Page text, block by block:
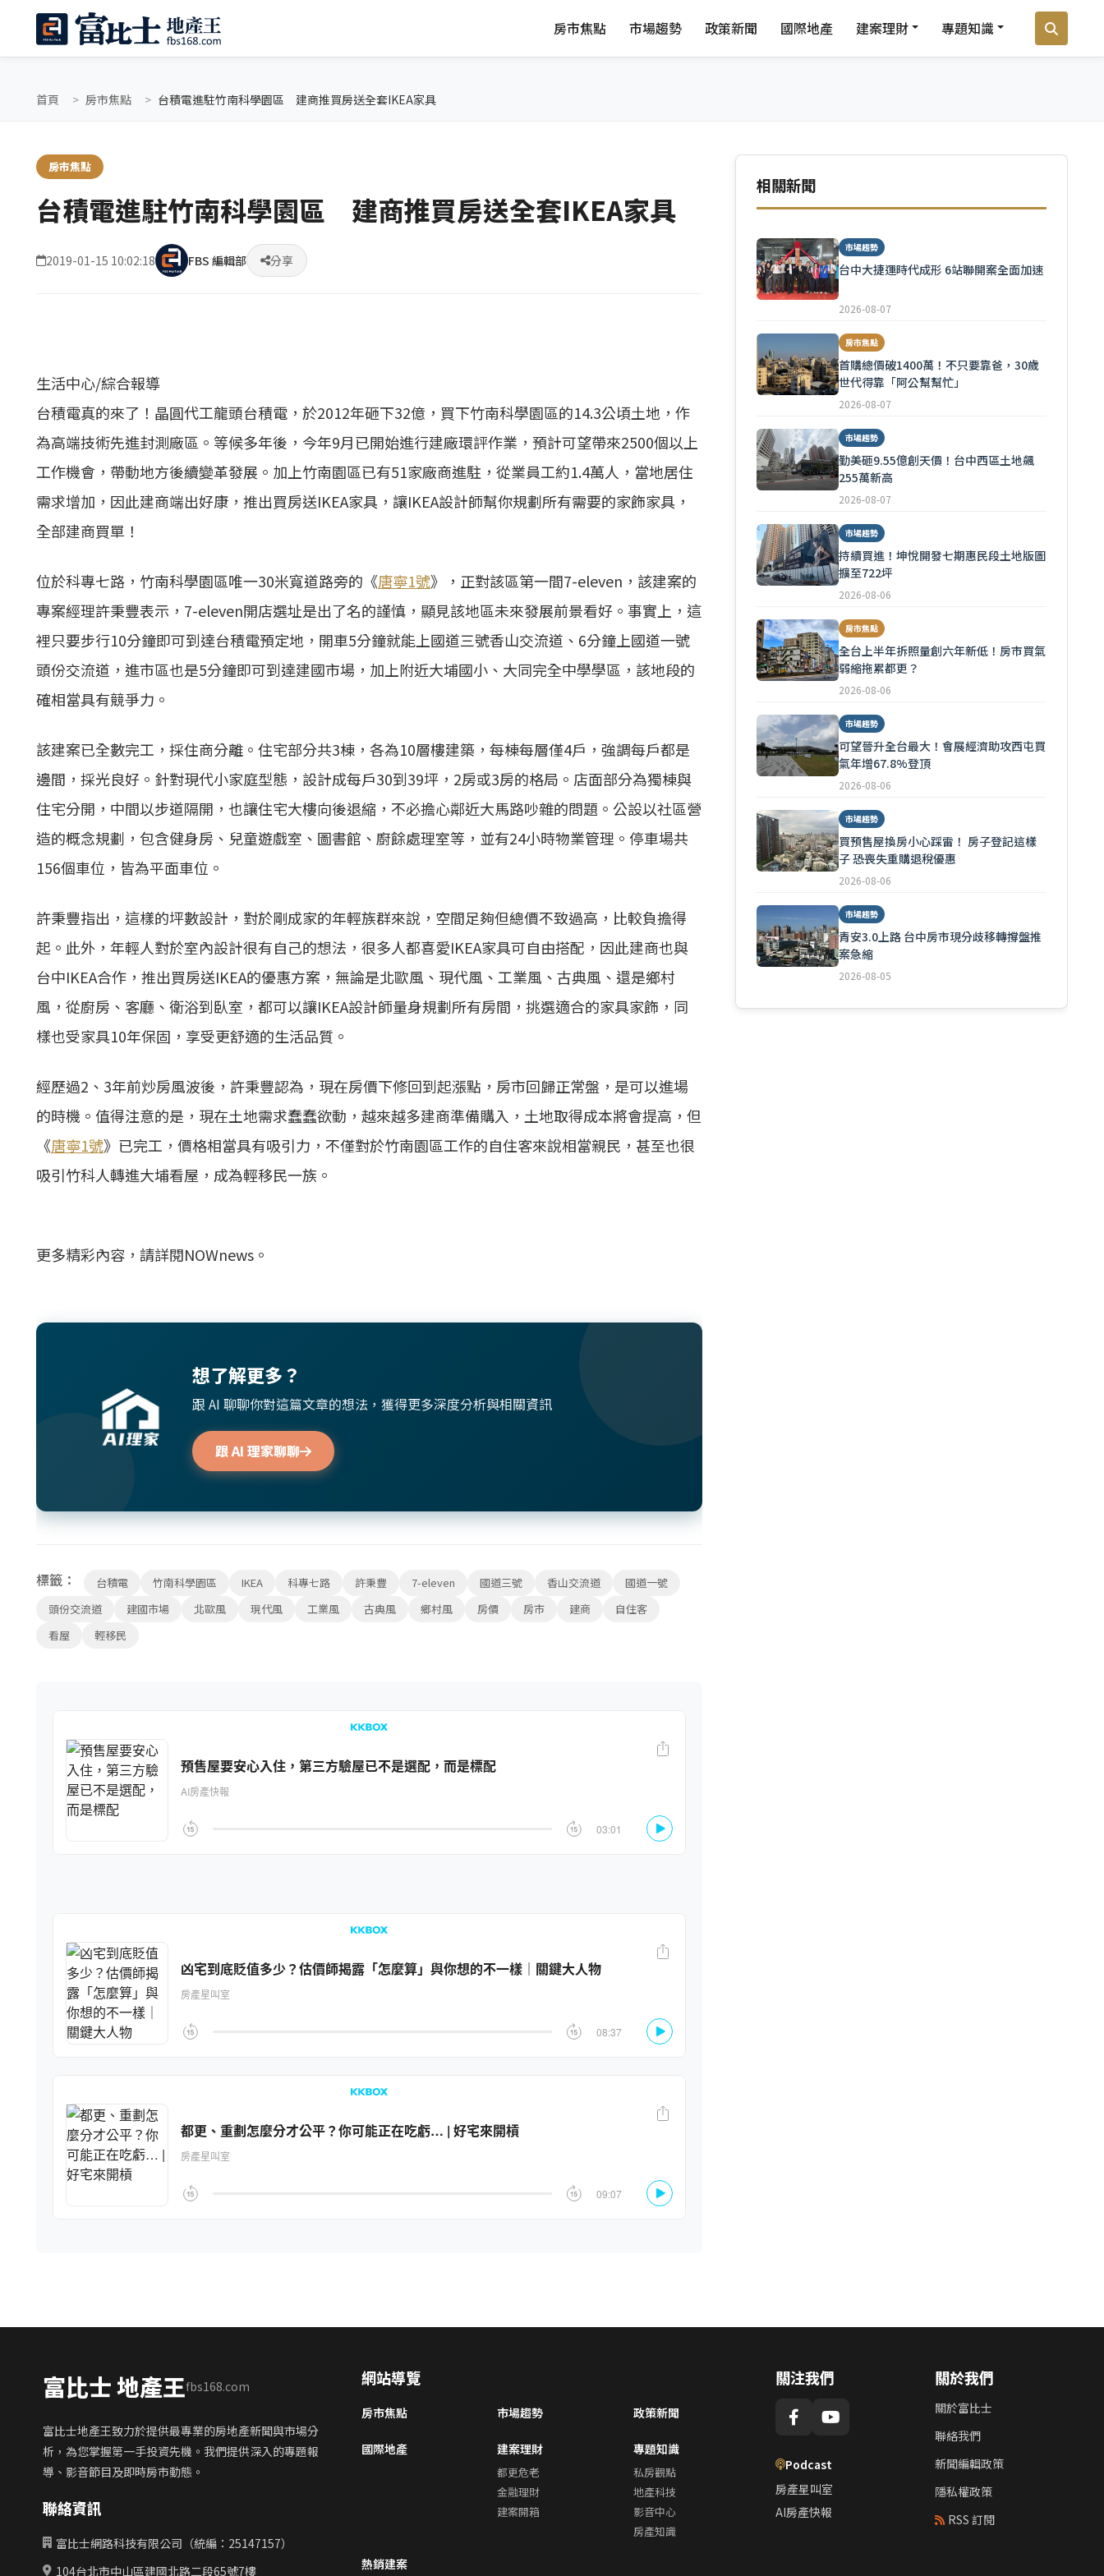
房市焦點 市場趨勢 政策新聞 國際地產 建案理財 專題知識
首頁 房市焦點 台積電進駐竹南科學園區 建商推買房送全套IKEA家具
房市焦點
台積電進駐竹南科學園區 建商推買房送全套IKEA家具
2019-01-15 10:02:18 FBS 編輯部 分享
生活中心/綜合報導
台積電真的來了！晶圓代工龍頭台積電，於2012年砸下32億，買下竹南科學園區的14.3公頃土地，作
為高端技術先進封測廠區。等候多年後，今年9月已開始進行建廠環評作業，預計可望帶來2500個以上
工作機會，帶動地方後續變革發展。加上竹南園區已有51家廠商進駐，從業員工約1.4萬人，當地居住
需求增加，因此建商端出好康，推出買房送IKEA家具，讓IKEA設計師幫你規劃所有需要的家飾家具，
全部建商買單！
位於科專七路，竹南科學園區唯一30米寬道路旁的《唐寧1號》，正對該區第一間7-eleven，該建案的
專案經理許秉豐表示，7-eleven開店選址是出了名的謹慎，顯見該地區未來發展前景看好。事實上，這
裡只要步行10分鐘即可到達台積電預定地，開車5分鐘就能上國道三號香山交流道、6分鐘上國道一號
頭份交流道，進市區也是5分鐘即可到達建國市場，加上附近大埔國小、大同完全中學學區，該地段的
確相當具有競爭力。
該建案已全數完工，採住商分離。住宅部分共3棟，各為10層樓建築，每棟每層僅4戶，強調每戶都是
邊間，採光良好。針對現代小家庭型態，設計成每戶30到39坪，2房或3房的格局。店面部分為獨棟與
住宅分開，中間以步道隔開，也讓住宅大樓向後退縮，不必擔心鄰近大馬路吵雜的問題。公設以社區營
造的概念規劃，包含健身房、兒童遊戲室、圖書館、廚餘處理室等，並有24小時物業管理。停車場共
156個車位，皆為平面車位。
許秉豐指出，這樣的坪數設計，對於剛成家的年輕族群來說，空間足夠但總價不致過高，比較負擔得
起。此外，年輕人對於室內設計很有自己的想法，很多人都喜愛IKEA家具可自由搭配，因此建商也與
台中IKEA合作，推出買房送IKEA的優惠方案，無論是北歐風、現代風、工業風、古典風、還是鄉村
風，從廚房、客廳、衛浴到臥室，都可以讓IKEA設計師量身規劃所有房間，挑選適合的家具家飾，同
樣也受家具10年保固，享受更舒適的生活品質。
經歷過2、3年前炒房風波後，許秉豐認為，現在房價下修回到起漲點，房市回歸正常盤，是可以進場
的時機。值得注意的是，現在土地需求蠢蠢欲動，越來越多建商準備購入，土地取得成本將會提高，但
《唐寧1號》已完工，價格相當具有吸引力，不僅對於竹南園區工作的自住客來說相當親民，甚至也很
吸引竹科人轉進大埔看屋，成為輕移民一族。
更多精彩內容，請詳閱NOWnews。
想了解更多？
跟 AI 聊聊你對這篇文章的想法，獲得更多深度分析與相關資訊
跟 AI 理家聊聊
標籤： 台積電 竹南科學園區 IKEA 科專七路 許秉豐 7-eleven 國道三號 香山交流道
國道一號
頭份交流道
建國市場 北歐風 現代風 工業風 古典風 鄉村風 房價 房市 建商
自住客
看屋
輕移民
相關新聞
市場趨勢
台中大捷運時代成形 6站聯開案全面加速
2026-08-07
房市焦點
首購總價破1400萬！不只要靠爸，30歲
世代得靠「阿公幫幫忙」
2026-08-07
市場趨勢
勤美砸9.55億創天價！台中西區土地飆
255萬新高
2026-08-07
市場趨勢
持續買進！坤悅開發七期惠民段土地版圖
擴至722坪
2026-08-06
房市焦點
全台上半年拆照量創六年新低！房市買氣
弱縮拖累都更？
2026-08-06
市場趨勢
可望晉升全台最大！會展經濟助攻西屯買
氣年增67.8%登頂
2026-08-06
市場趨勢
買預售屋換房小心踩雷！ 房子登記這樣
子 恐喪失重購退稅優惠
2026-08-06
市場趨勢
青安3.0上路 台中房市現分歧移轉撐盤推
案急縮
2026-08-05
富比士 地產王fbs168.com
富比士地產王致力於提供最專業的房地產新聞與市場分
析，為您掌握第一手投資先機。我們提供深入的專題報
導、影音節目及即時房市動態。
聯絡資訊
富比士網路科技有限公司（統編：25147157）
104台北市中山區建國北路二段65號7樓
網站導覽
房市焦點 市場趨勢 政策新聞
國際地產 建案理財
都更危老
金融理財
建案開箱
專題知識
私房觀點
地產科技
影音中心
房產知識
熱銷建案
關注我們
Podcast
房產星叫室
AI房產快報
關於我們
關於富比士
聯絡我們
新聞編輯政策
隱私權政策
RSS 訂閱